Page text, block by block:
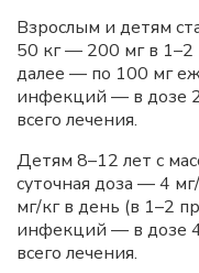
Взрослым и детям
50 кг — 200 мг в 1–2
далее — по 100 мг
инфекций — в дозе
всего лечения.
Детям 8–12 лет с
суточная доза — 4
мг/кг в день (в 1–2
инфекций — в дозе
всего лечения.